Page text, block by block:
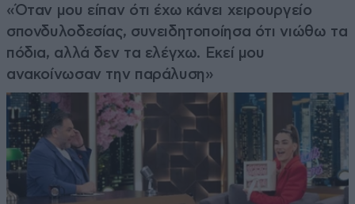
«Όταν μου είπαν ότι έχω κάνει χειρουργείο
σπονδυλοδεσίας, συνειδητοποίησα ότι νιώθω τα
πόδια, αλλά δεν τα ελέγχω. Εκεί μου
ανακοίνωσαν την παράλυση»